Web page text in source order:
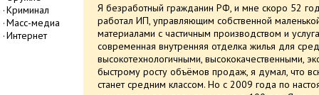
Криминал
Масс-медиа
Интернет
Я безработный гражданин РФ, и мне скоро 52
работал ИП, управляющим собственной
материалами с частичным производством и
современная внутренняя отделка жилья для
высокотехнологичными, высококачественными,
быстрому росту объёмов продаж, я думал, что
станет средним классом. Но с 2009 года по